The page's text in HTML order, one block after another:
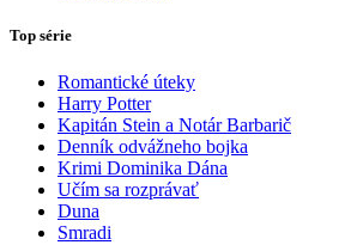
Top série
Romantické úteky
Harry Potter
Kapitán Stein a Notár Barbarič
Denník odvážneho bojka
Krimi Dominika Dána
Učím sa rozprávať
Duna
Smradi